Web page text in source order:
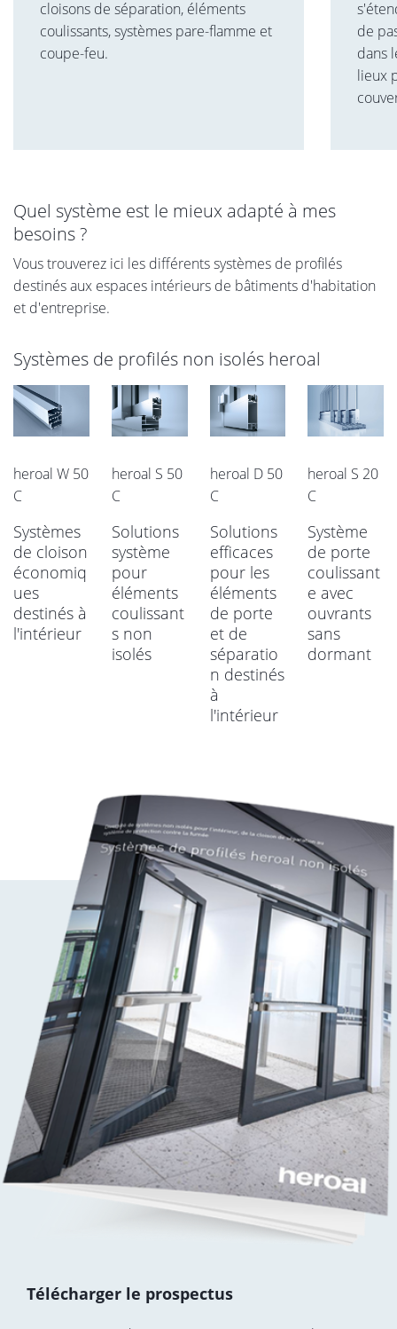
cloisons de séparation, éléments
coulissants, systèmes pare-flamme et
coupe-feu.
de
dans
lieux
Quel système est le mieux adapté à mes
besoins ?
Vous trouverez ici les différents systèmes de profilés
destinés aux espaces intérieurs de bâtiments d'habitation
et d'entreprise.
Systèmes de profilés non isolés heroal
heroal W 50
C
Systèmes
de cloison
économiq
ues
destinés à
l'intérieur
heroal S 50
C
Solutions
système
pour
éléments
coulissant
s non
isolés
heroal D 50
C
Solutions
efficaces
pour les
éléments
de porte
et de
séparatio
n destinés
à
l'intérieur
heroal S 20
C
Système
de porte
coulissant
e avec
ouvrants
sans
dormant
Télécharger le prospectus